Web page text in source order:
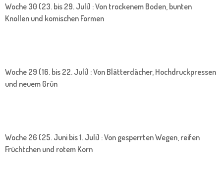
Woche 30 (23. bis 29. Juli) : Von trockenem Boden, bunten
Knollen und komischen Formen
Woche 29 (16. bis 22. Juli) : Von Blätterdächer, Hochdruckpressen
und neuem Grün
Woche 26 (25. Juni bis 1. Juli) : Von gesperrten Wegen, reifen
Früchtchen und rotem Korn